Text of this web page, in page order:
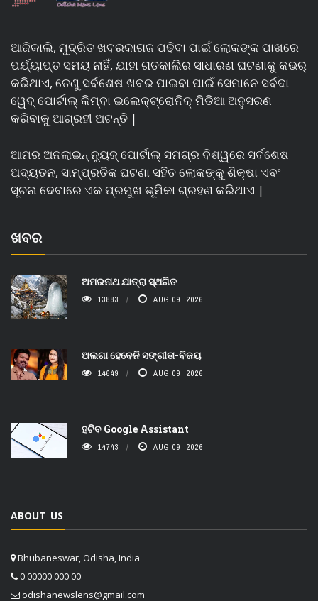
ଆଜିକାଲି, ମୁଦ୍ରିତ ଖବରକାଗଜ ପଢିବା ପାଇଁ ଲୋକଙ୍କ ପାଖରେ
ପର୍ଯ୍ୟାପ୍ତ ସମୟ ନାହିଁ, ଯାହା ଗତକାଲିର ସାଧାରଣ ଘଟଣାକୁ କଭର୍
କରିଥାଏ, ତେଣୁ ସର୍ବଶେଷ ଖବର ପାଇବା ପାଇଁ ସେମାନେ ସର୍ବଦା
ୱେବ୍ ପୋର୍ଟାଲ୍ କିମ୍ବା ଇଲେକ୍ଟ୍ରୋନିକ୍ ମିଡିଆ ଅନୁସରଣ
କରିବାକୁ ଆଗ୍ରହୀ ଅଟନ୍ତି |
ଆମର ଅନଲାଇନ୍ ନ୍ୟୁଜ୍ ପୋର୍ଟାଲ୍ ସମଗ୍ର ବିଶ୍ୱରେ ସର୍ବଶେଷ
ଅଦ୍ୟତନ, ସାମ୍ପ୍ରତିକ ଘଟଣା ସହିତ ଲୋକଙ୍କୁ ଶିକ୍ଷା ଏବଂ
ସୂଚନା ଦେବାରେ ଏକ ପ୍ରମୁଖ ଭୂମିକା ଗ୍ରହଣ କରିଥାଏ |
ଖବର
ଅମରନାଥ ଯାତ୍ରା ସ୍ଥଗିତ
13883 AUG 09, 2026
ଅଲଗା ହେବେନି ସଙ୍ଗୀତା-ବିଜୟ
14649 AUG 09, 2026
ହଟିବ Google Assistant
14743 AUG 09, 2026
ABOUT US
Bhubaneswar, Odisha, India
0 00000 000 00
odishanewslens@gmail.com